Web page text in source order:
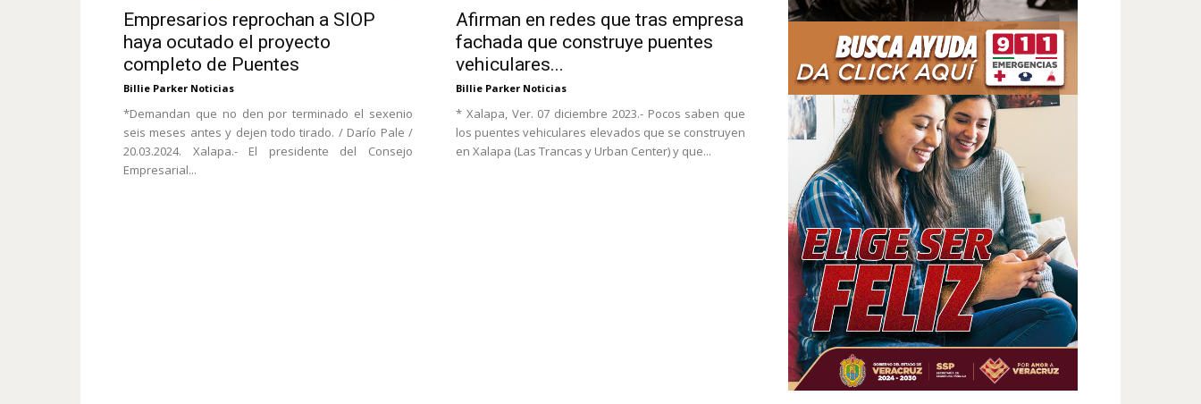
Empresarios reprochan a SIOP
haya ocutado el proyecto
completo de Puentes
Billie Parker Noticias
*Demandan que no den por terminado el sexenio
seis meses antes y dejen todo tirado. / Darío Pale /
20.03.2024. Xalapa.- El presidente del Consejo
Empresarial...
Afirman en redes que tras empresa
fachada que construye puentes
vehiculares...
Billie Parker Noticias
* Xalapa, Ver. 07 diciembre 2023.- Pocos saben que
los puentes vehiculares elevados que se construyen
en Xalapa (Las Trancas y Urban Center) y que...